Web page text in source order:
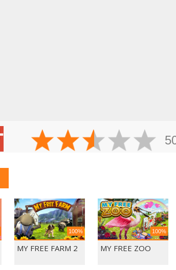
100%
MY FREE FARM 2
100%
MY FREE ZOO